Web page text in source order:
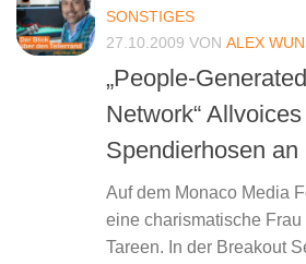
SONSTIGES
27.10.2009 VON ALEX
„People-
Network“
Spendierhosen an
Auf dem Monaco Media
eine charismatische Frau
Tareen. In der Breakout